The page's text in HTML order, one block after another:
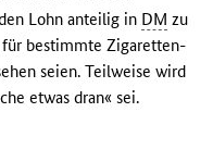
Lohn anteilig in DM zu
für bestimmte Zigaretten-
seien. Teilweise wird
etwas dran« sei.